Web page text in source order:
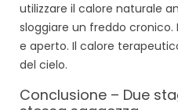
utilizzare il calore naturale
sloggiare un freddo
e aperto. Il calore
del cielo.
Conclusione – Due